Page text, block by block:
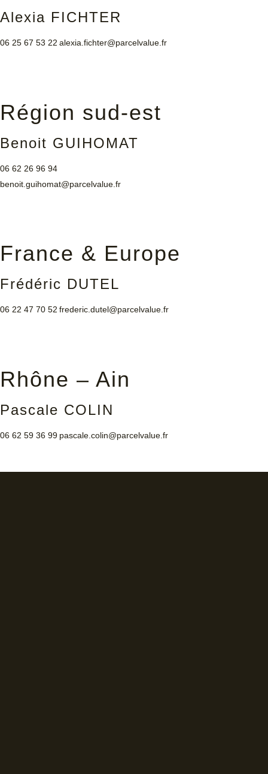
Alexia FICHTER
06 25 67 53 22 alexia.fichter@parcelvalue.fr
Région sud-est
Benoit GUIHOMAT
06 62 26 96 94
benoit.guihomat@parcelvalue.fr
France & Europe
Frédéric DUTEL
06 22 47 70 52 frederic.dutel@parcelvalue.fr
Rhône – Ain
Pascale COLIN
06 62 59 36 99 pascale.colin@parcelvalue.fr